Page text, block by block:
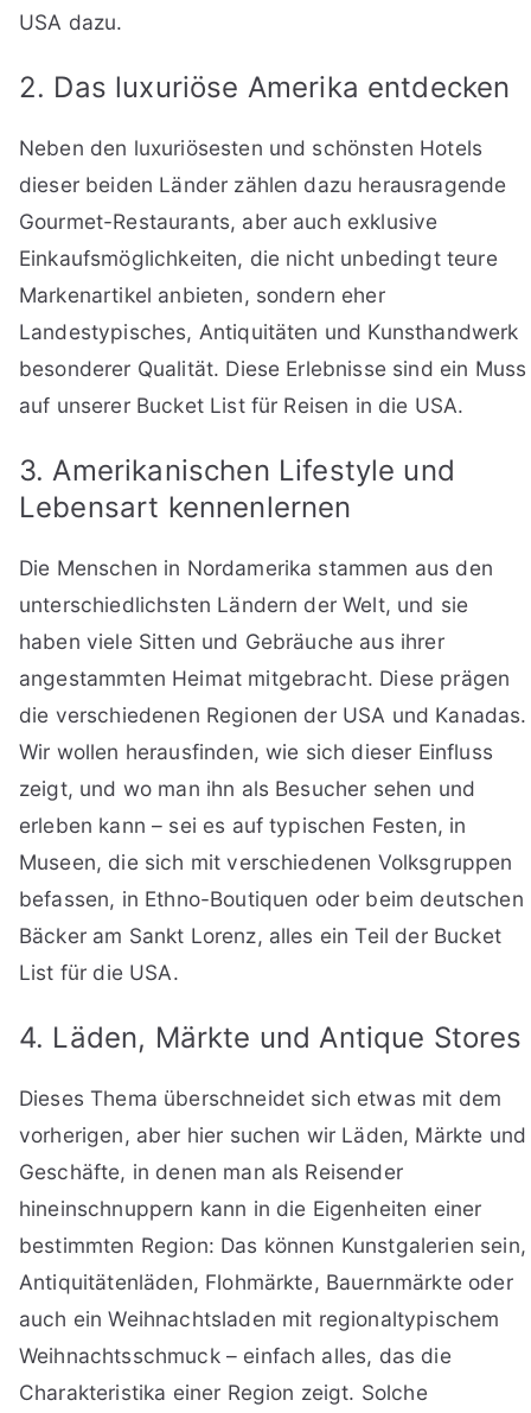
USA dazu.
2. Das luxuriöse Amerika entdecken
Neben den luxuriösesten und schönsten Hotels
dieser beiden Länder zählen dazu herausragende
Gourmet-Restaurants, aber auch exklusive
Einkaufsmöglichkeiten, die nicht unbedingt teure
Markenartikel anbieten, sondern eher
Landestypisches, Antiquitäten und Kunsthandwerk
besonderer Qualität. Diese Erlebnisse sind ein Muss
auf unserer Bucket List für Reisen in die USA.
3. Amerikanischen Lifestyle und
Lebensart kennenlernen
Die Menschen in Nordamerika stammen aus den
unterschiedlichsten Ländern der Welt, und sie
haben viele Sitten und Gebräuche aus ihrer
angestammten Heimat mitgebracht. Diese prägen
die verschiedenen Regionen der USA und Kanadas.
Wir wollen herausfinden, wie sich dieser Einfluss
zeigt, und wo man ihn als Besucher sehen und
erleben kann – sei es auf typischen Festen, in
Museen, die sich mit verschiedenen Volksgruppen
befassen, in Ethno-Boutiquen oder beim deutschen
Bäcker am Sankt Lorenz, alles ein Teil der Bucket
List für die USA.
4. Läden, Märkte und Antique Stores
Dieses Thema überschneidet sich etwas mit dem
vorherigen, aber hier suchen wir Läden, Märkte und
Geschäfte, in denen man als Reisender
hineinschnuppern kann in die Eigenheiten einer
bestimmten Region: Das können Kunstgalerien sein,
Antiquitätenläden, Flohmärkte, Bauernmärkte oder
auch ein Weihnachtsladen mit regionaltypischem
Weihnachtsschmuck – einfach alles, das die
Charakteristika einer Region zeigt. Solche